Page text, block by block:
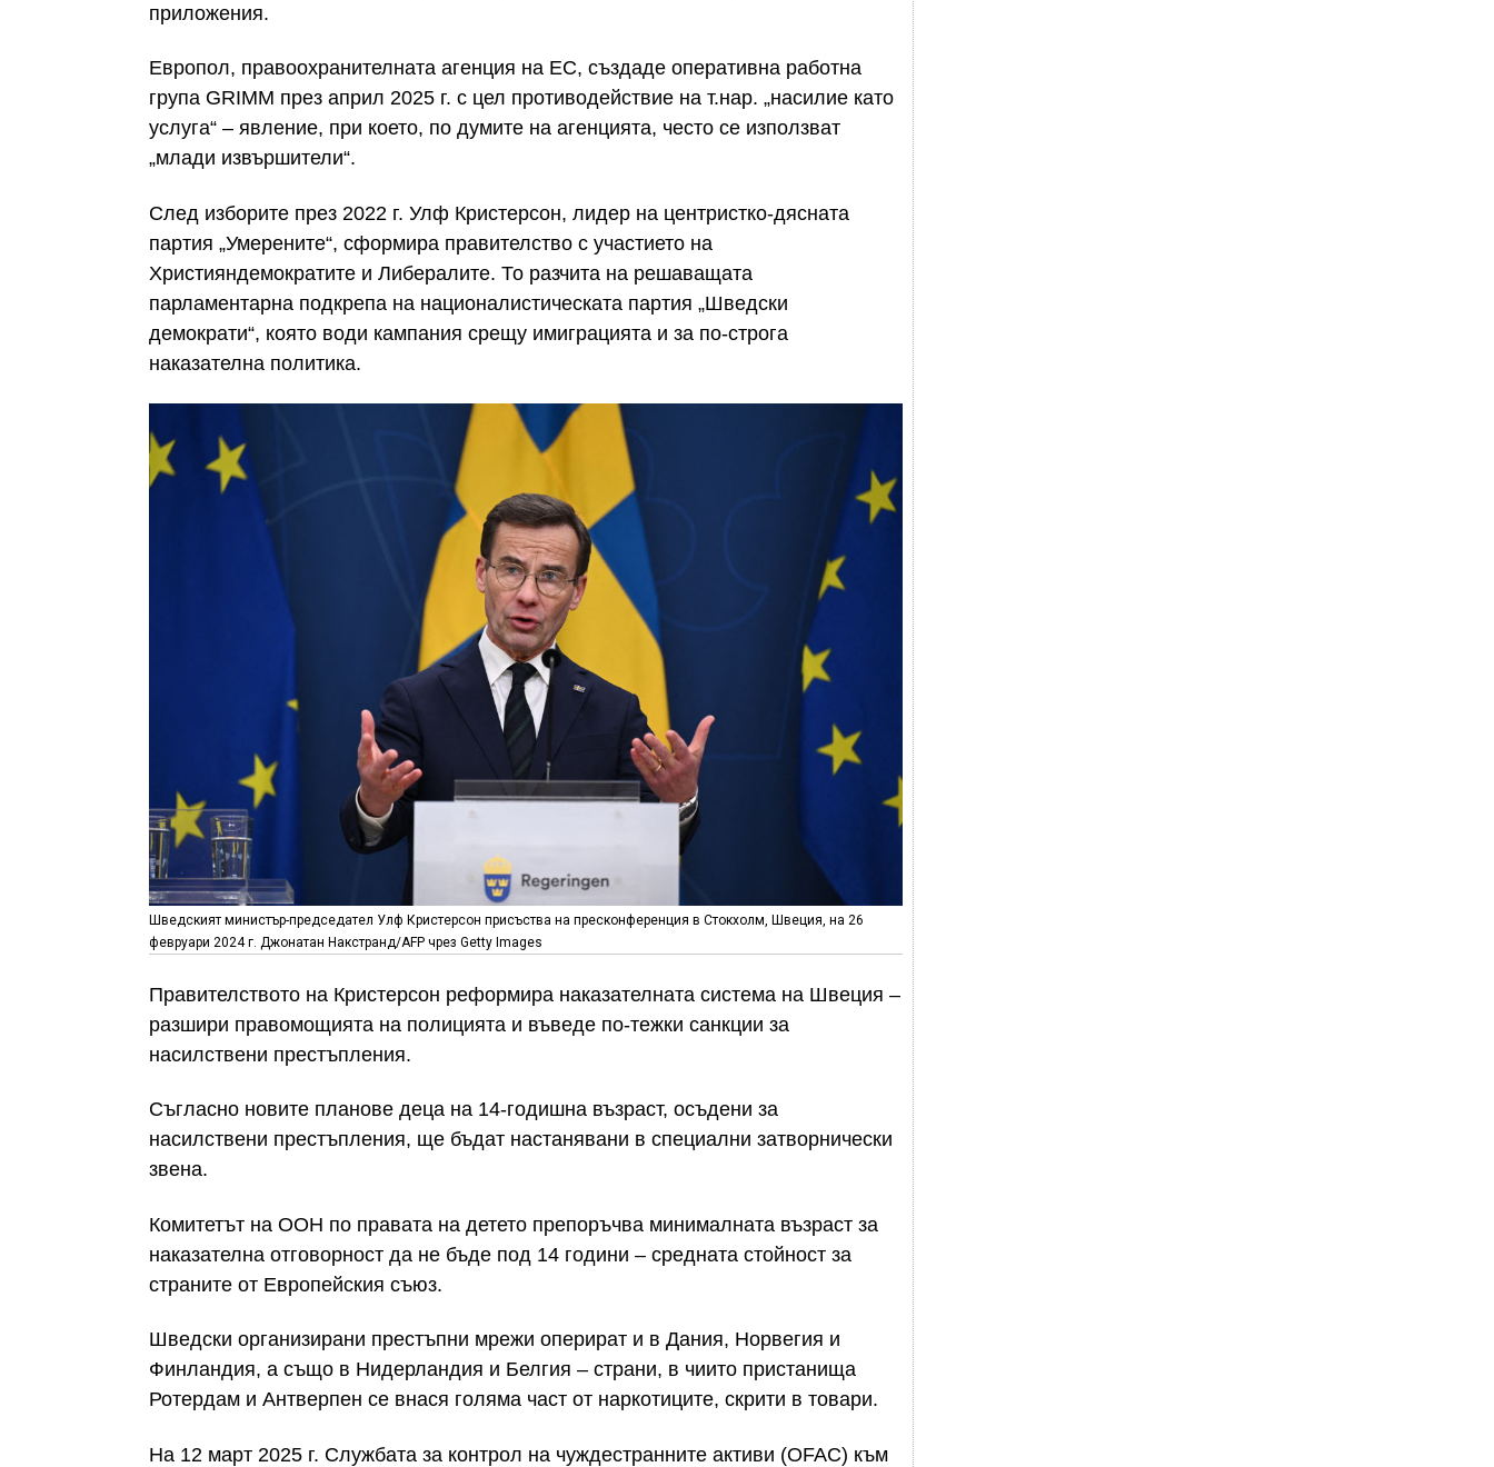
приложения.
Европол, правоохранителната агенция на ЕС, създаде оперативна работна
група GRIMM през април 2025 г. с цел противодействие на т.нар. „насилие като
услуга“ – явление, при което, по думите на агенцията, често се използват
„млади извършители“.
След изборите през 2022 г. Улф Кристерсон, лидер на центристко-дясната
партия „Умерените“, сформира правителство с участието на
Християндемократите и Либералите. То разчита на решаващата
парламентарна подкрепа на националистическата партия „Шведски
демократи“, която води кампания срещу имиграцията и за по-строга
наказателна политика.
Шведският министър-председател Улф Кристерсон присъства на пресконференция в Стокхолм, Швеция, на 26
февруари 2024 г. Джонатан Накстранд/AFP чрез Getty Images
Правителството на Кристерсон реформира наказателната система на Швеция –
разшири правомощията на полицията и въведе по-тежки санкции за
насилствени престъпления.
Съгласно новите планове деца на 14-годишна възраст, осъдени за
насилствени престъпления, ще бъдат настанявани в специални затворнически
звена.
Комитетът на ООН по правата на детето препоръчва минималната възраст за
наказателна отговорност да не бъде под 14 години – средната стойност за
страните от Европейския съюз.
Шведски организирани престъпни мрежи оперират и в Дания, Норвегия и
Финландия, а също в Нидерландия и Белгия – страни, в чиито пристанища
Ротердам и Антверпен се внася голяма част от наркотиците, скрити в товари.
На 12 март 2025 г. Службата за контрол на чуждестранните активи (OFAC) към